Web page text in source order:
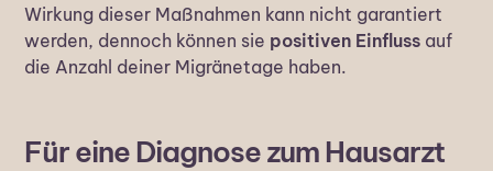
Wirkung dieser Maßnahmen kann nicht garantiert
werden, dennoch können sie positiven Einfluss auf
die Anzahl deiner Migränetage haben.
Für eine Diagnose zum Hausarzt